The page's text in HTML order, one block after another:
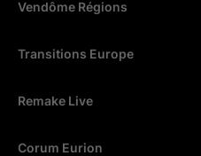
Vendôme Régions
Transitions Europe
Remake Live
Corum Eurion